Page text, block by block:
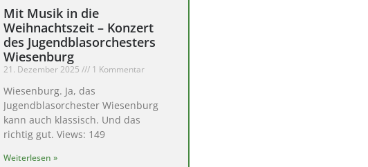
Mit Musik in die
Weihnachtszeit – Konzert
des Jugendblasorchesters
Wiesenburg
21. Dezember 2025 1 Kommentar
Wiesenburg. Ja, das
Jugendblasorchester Wiesenburg
kann auch klassisch. Und das
richtig gut. Views: 149
Weiterlesen »